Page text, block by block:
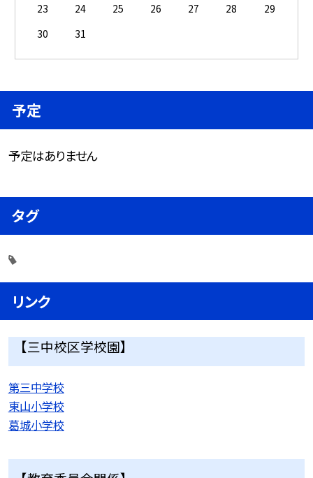
23
24 25 26 27 28
29
30
31
予定
予定はありません
タグ
リンク
【三中校区学校園】
第三中学校
東山小学校
葛城小学校